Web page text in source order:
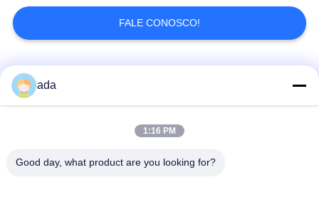
Metal Chip
FALE CONOSCO!
Categorias populares
placa da superfície
ada
1:16 PM
Good day, what product are you looking for?